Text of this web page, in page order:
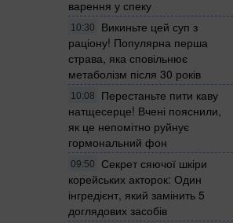
варення у спеку
10:30
Викиньте цей суп з
раціону! Популярна перша
страва, яка сповільнює
метаболізм після 30 років
10:08
Перестаньте пити каву
натщесерце! Вчені пояснили,
як це непомітно руйнує
гормональний фон
09:50
Секрет сяючої шкіри
корейських акторок: Один
інгредієнт, який замінить 5
доглядових засобів